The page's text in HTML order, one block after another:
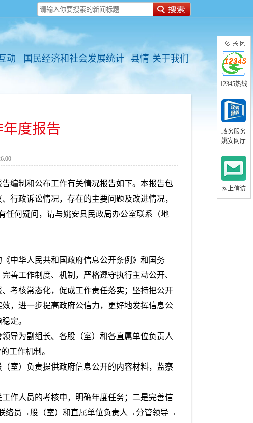
动 国民经济和社会发展统计 县情 关于我们
度报告
编制和公布工作有关情况报告如下。本报告包
行政诉讼情况，存在的主要问题及改进情况，
任何疑问，请与姚安县民政局办公室联系（地
中华人民共和国政府信息公开条例》和国务
善工作制度、机制，严格遵守执行主动公开、
考核常态化，促成工作责任落实；坚持把公开
，进一步提高政府公信力，更好地发挥信息公
定。
导为副组长、各股（室）和各直属单位负责人
工作机制。
室）负责提供政府信息公开的内容材料，监察
作人员的考核中，明确年度任务；二是完善信
络员→股（室）和直属单位负责人→分管领导→
12345热线
政务服务
姚安网厅
网上信访